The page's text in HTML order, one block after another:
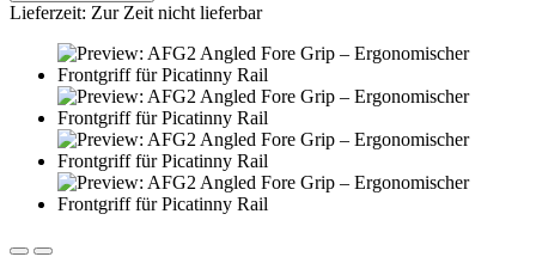
Lieferzeit: Zur Zeit nicht lieferbar